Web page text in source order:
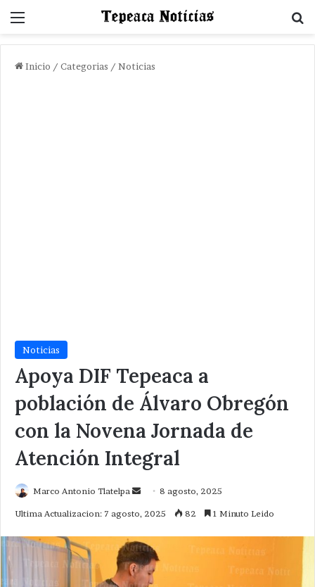
Menu
Inicio / Categorias / Noticias
Noticias
Apoya DIF Tepeaca a
población de Álvaro Obregón
con la Novena Jornada de
Atención Integral
Marco Antonio Tlatelpa
Send 8 agosto, 2025
Ultima Actualizacion: 7 agosto, 2025 82 1 Minuto Leido